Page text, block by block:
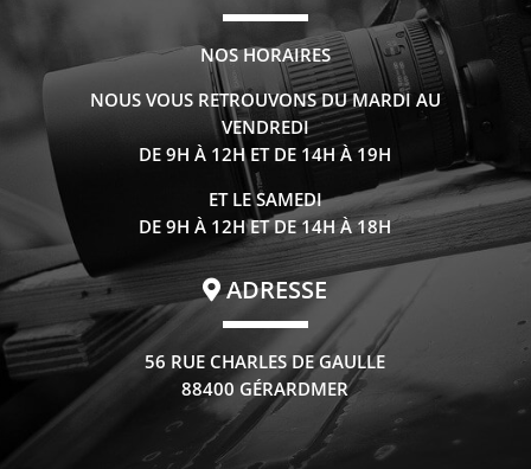
NOS HORAIRES
NOUS VOUS RETROUVONS DU MARDI AU
VENDREDI
DE 9H À 12H ET DE 14H À 19H
ET LE SAMEDI
DE 9H À 12H ET DE 14H À 18H
ADRESSE
56 RUE CHARLES DE GAULLE
88400 GÉRARDMER